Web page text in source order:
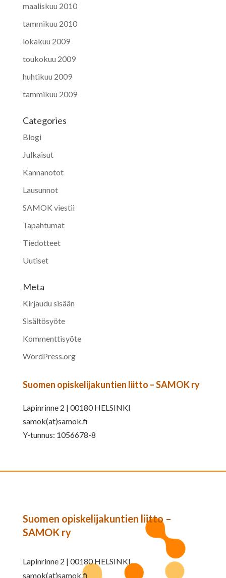
maaliskuu 2010
tammikuu 2010
lokakuu 2009
toukokuu 2009
huhtikuu 2009
tammikuu 2009
Categories
Blogi
Julkaisut
Kannanotot
Lausunnot
SAMOK viestii
Tapahtumat
Tiedotteet
Uutiset
Meta
Kirjaudu sisään
Sisältösyöte
Kommenttisyöte
WordPress.org
Suomen opiskelijakuntien liitto – SAMOK ry
Lapinrinne 2 | 00180 HELSINKI
samok(at)samok.fi
Y-tunnus: 1056678-8
Suomen opiskelijakuntien liitto –
SAMOK ry
Lapinrinne 2 | 00180 HELSINKI
samok(at)samok.fi